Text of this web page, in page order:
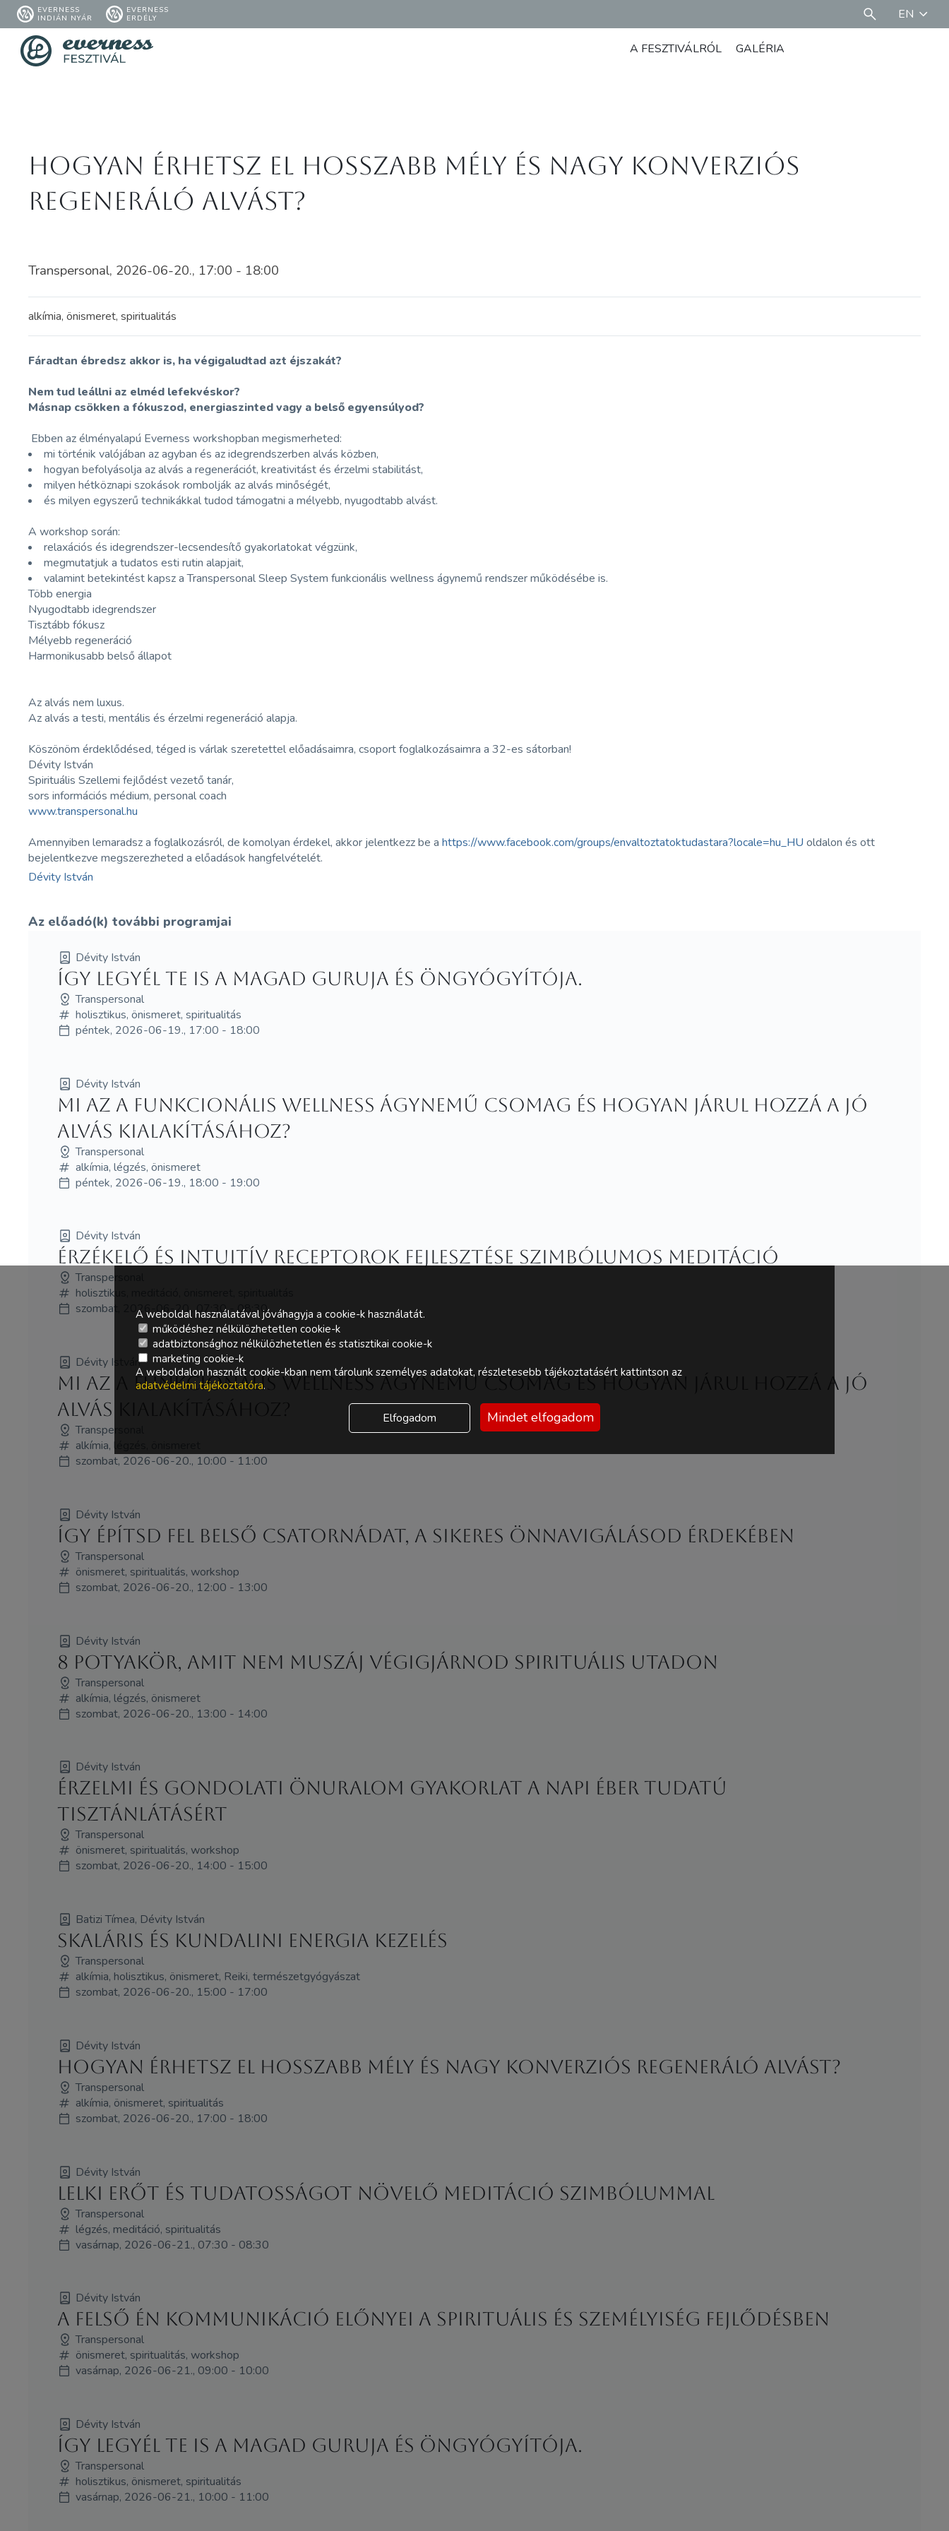
EVERNESS
INDIÁN NYÁR
EVERNESS
ERDÉLY
EN
A FESZTIVÁLRÓL GALÉRIA
Hogyan érhetsz el hosszabb mély és nagy konverziós
regeneráló alvást?
Transpersonal, 2026-06-20., 17:00 - 18:00
alkímia, önismeret, spiritualitás
Fáradtan ébredsz akkor is, ha végigaludtad azt éjszakát?
Nem tud leállni az elméd lefekvéskor?
Másnap csökken a fókuszod, energiaszinted vagy a belső egyensúlyod?
Ebben az élményalapú Everness workshopban megismerheted:
mi történik valójában az agyban és az idegrendszerben alvás közben,
hogyan befolyásolja az alvás a regenerációt, kreativitást és érzelmi stabilitást,
milyen hétköznapi szokások rombolják az alvás minőségét,
és milyen egyszerű technikákkal tudod támogatni a mélyebb, nyugodtabb alvást.
A workshop során:
relaxációs és idegrendszer-lecsendesítő gyakorlatokat végzünk,
megmutatjuk a tudatos esti rutin alapjait,
valamint betekintést kapsz a Transpersonal Sleep System funkcionális wellness ágynemű rendszer működésébe is.
Több energia
Nyugodtabb idegrendszer
Tisztább fókusz
Mélyebb regeneráció
Harmonikusabb belső állapot
Az alvás nem luxus.
Az alvás a testi, mentális és érzelmi regeneráció alapja.
Köszönöm érdeklődésed, téged is várlak szeretettel előadásaimra, csoport foglalkozásaimra a 32-es sátorban!
Dévity István
Spirituális Szellemi fejlődést vezető tanár,
sors információs médium, personal coach
www.transpersonal.hu
Amennyiben lemaradsz a foglalkozásról, de komolyan érdekel, akkor jelentkezz be ahttps://www.facebook.com/groups/envaltoztatoktudastara?locale=hu_HU oldalon és ott
bejelentkezve megszerezheted a előadások hangfelvételét.
Dévity István
Az előadó(k) további programjai
Dévity István
Így legyél te is a magad guruja és öngyógyítója.
Transpersonal
holisztikus, önismeret, spiritualitás
péntek, 2026-06-19., 17:00 - 18:00
Dévity István
Mi az a funkcionális wellness ágynemű csomag és hogyan járul hozzá a jó
alvás kialakításához?
Transpersonal
alkímia, légzés, önismeret
péntek, 2026-06-19., 18:00 - 19:00
Dévity István
Érzékelő és intuitív receptorok fejlesztése szimbólumos meditáció
Transpersonal
holisztikus, meditáció, önismeret, spiritualitás
szombat, 2026-06-20., 07:30 - 08:30
Dévity István
Mi az a funkcionális wellness ágynemű csomag és hogyan járul hozzá a jó
alvás kialakításához?
Transpersonal
alkímia, légzés, önismeret
szombat, 2026-06-20., 10:00 - 11:00
Dévity István
Így építsd fel belső csatornádat, a sikeres önnavigálásod érdekében
Transpersonal
önismeret, spiritualitás, workshop
szombat, 2026-06-20., 12:00 - 13:00
Dévity István
8 potyakör, amit nem muszáj végigjárnod spirituális utadon
Transpersonal
alkímia, légzés, önismeret
szombat, 2026-06-20., 13:00 - 14:00
Dévity István
Érzelmi és gondolati önuralom gyakorlat a napi éber tudatú
tisztánlátásért
Transpersonal
önismeret, spiritualitás, workshop
szombat, 2026-06-20., 14:00 - 15:00
Batizi Tímea, Dévity István
SKALÁRIS ÉS KUNDALINI ENERGIA KEZELÉS
Transpersonal
alkímia, holisztikus, önismeret, Reiki, természetgyógyászat
szombat, 2026-06-20., 15:00 - 17:00
Dévity István
Hogyan érhetsz el hosszabb mély és nagy konverziós regeneráló alvást?
Transpersonal
alkímia, önismeret, spiritualitás
szombat, 2026-06-20., 17:00 - 18:00
Dévity István
LELKI ERŐT ÉS TUDATOSSÁGOT NÖVELŐ MEDITÁCIÓ SZIMBÓLUMMAL
Transpersonal
légzés, meditáció, spiritualitás
vasárnap, 2026-06-21., 07:30 - 08:30
Dévity István
A Felső Én kommunikáció előnyei a spirituális és személyiség fejlődésben
Transpersonal
önismeret, spiritualitás, workshop
vasárnap, 2026-06-21., 09:00 - 10:00
Dévity István
Így legyél Te is a magad guruja és öngyógyítója.
Transpersonal
holisztikus, önismeret, spiritualitás
vasárnap, 2026-06-21., 10:00 - 11:00
A weboldal használatával jóváhagyja a cookie-k használatát.
működéshez nélkülözhetetlen cookie-k
adatbiztonsághoz nélkülözhetetlen és statisztikai cookie-k
marketing cookie-k
A weboldalon használt cookie-kban nem tárolunk személyes adatokat, részletesebb tájékoztatásért kattintson az
adatvédelmi tájékoztatóra.
Elfogadom Mindet elfogadom